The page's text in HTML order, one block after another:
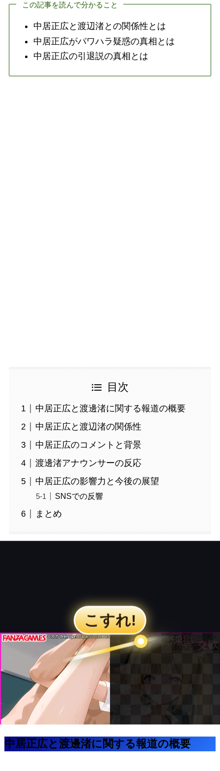
この記事を読んで分かること
中居正広と渡辺渚との関係性とは
中居正広がパワハラ疑惑の真相とは
中居正広の引退説の真相とは
目次
中居正広と渡邊渚に関する報道の概要
中居正広と渡辺渚の関係性
中居正広のコメントと背景
渡邊渚アナウンサーの反応
中居正広の影響力と今後の展望
SNSでの反響
まとめ
中居正広と渡邊渚に関する報道の概要